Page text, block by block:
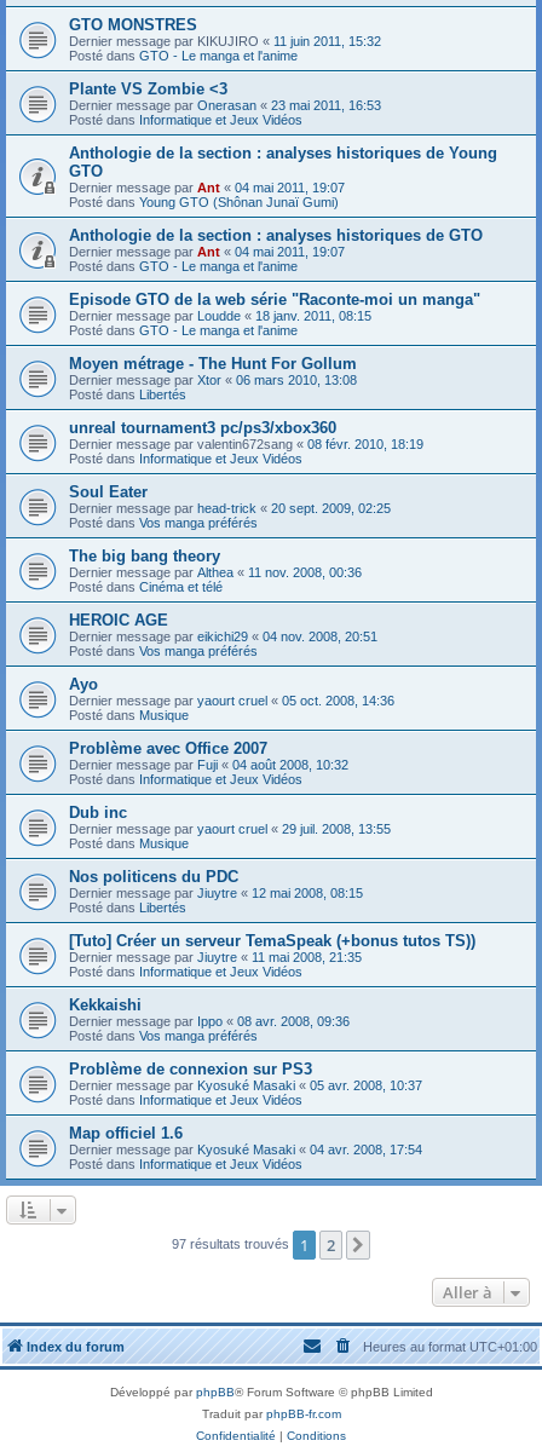
GTO MONSTRES
Dernier message par KIKUJIRO « 11 juin 2011, 15:32
Posté dans GTO - Le manga et l'anime
Plante VS Zombie <3
Dernier message par Onerasan « 23 mai 2011, 16:53
Posté dans Informatique et Jeux Vidéos
Anthologie de la section : analyses historiques de Young
GTO
Dernier message par Ant « 04 mai 2011, 19:07
Posté dans Young GTO (Shônan Junaï Gumi)
Anthologie de la section : analyses historiques de GTO
Dernier message par Ant « 04 mai 2011, 19:07
Posté dans GTO - Le manga et l'anime
Episode GTO de la web série "Raconte-moi un manga"
Dernier message par Loudde « 18 janv. 2011, 08:15
Posté dans GTO - Le manga et l'anime
Moyen métrage - The Hunt For Gollum
Dernier message par Xtor « 06 mars 2010, 13:08
Posté dans Libertés
unreal tournament3 pc/ps3/xbox360
Dernier message par valentin672sang « 08 févr. 2010, 18:19
Posté dans Informatique et Jeux Vidéos
Soul Eater
Dernier message par head-trick « 20 sept. 2009, 02:25
Posté dans Vos manga préférés
The big bang theory
Dernier message par Althea « 11 nov. 2008, 00:36
Posté dans Cinéma et télé
HEROIC AGE
Dernier message par eikichi29 « 04 nov. 2008, 20:51
Posté dans Vos manga préférés
Ayo
Dernier message par yaourt cruel « 05 oct. 2008, 14:36
Posté dans Musique
Problème avec Office 2007
Dernier message par Fuji « 04 août 2008, 10:32
Posté dans Informatique et Jeux Vidéos
Dub inc
Dernier message par yaourt cruel « 29 juil. 2008, 13:55
Posté dans Musique
Nos politicens du PDC
Dernier message par Jiuytre « 12 mai 2008, 08:15
Posté dans Libertés
[Tuto] Créer un serveur TemaSpeak (+bonus tutos TS))
Dernier message par Jiuytre « 11 mai 2008, 21:35
Posté dans Informatique et Jeux Vidéos
Kekkaishi
Dernier message par Ippo « 08 avr. 2008, 09:36
Posté dans Vos manga préférés
Problème de connexion sur PS3
Dernier message par Kyosuké Masaki « 05 avr. 2008, 10:37
Posté dans Informatique et Jeux Vidéos
Map officiel 1.6
Dernier message par Kyosuké Masaki « 04 avr. 2008, 17:54
Posté dans Informatique et Jeux Vidéos
97 résultats trouvés 1 2
Aller à
Index du forum Heures au formatUTC+01:00
Développé parphpBB® Forum Software © phpBB Limited
Traduit parphpBB-fr.com
Confidentialité | Conditions